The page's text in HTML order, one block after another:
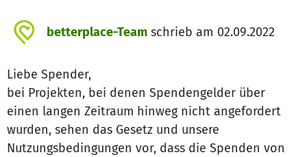
betterplace-Team schrieb am 02.09.2022
Liebe Spender,
bei Projekten, bei denen Spendengelder über
einen langen Zeitraum hinweg nicht angefordert
wurden, sehen das Gesetz und unsere
Nutzungsbedingungen vor, dass die Spenden von